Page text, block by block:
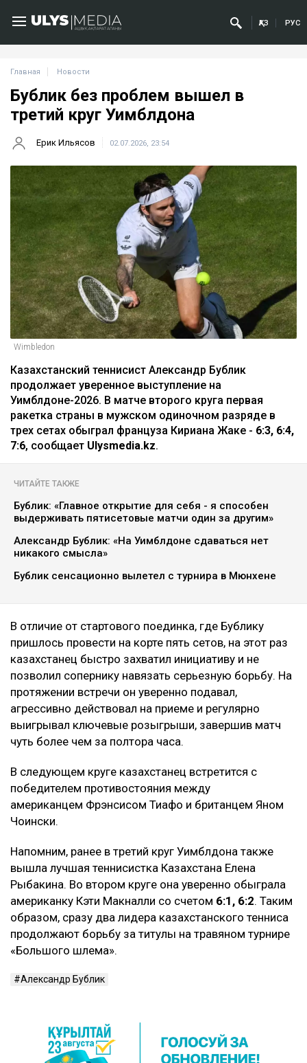
ҚАЗ РУС
Главная Новости
Бублик без проблем вышел в
третий круг Уимблдона
Ерик Ильясов 02.07.2026, 23:54
Wimbledon
Казахстанский теннисист Александр Бублик
продолжает уверенное выступление на
Уимблдоне-2026. В матче второго круга первая
ракетка страны в мужском одиночном разряде в
трех сетах обыграл француза Кириана Жаке - 6:3, 6:4,
7:6, сообщает Ulysmedia.kz.
ЧИТАЙТЕ ТАКЖЕ
Бублик: «Главное открытие для себя - я способен
выдерживать пятисетовые матчи один за другим»
Александр Бублик: «На Уимблдоне сдаваться нет
никакого смысла»
Бублик сенсационно вылетел с турнира в Мюнхене
В отличие от стартового поединка, где Бублику
пришлось провести на корте пять сетов, на этот раз
казахстанец быстро захватил инициативу и не
позволил сопернику навязать серьезную борьбу. На
протяжении встречи он уверенно подавал,
агрессивно действовал на приеме и регулярно
выигрывал ключевые розыгрыши, завершив матч
чуть более чем за полтора часа.
В следующем круге казахстанец встретится с
победителем противостояния между
американцем Фрэнсисом Тиафо и британцем Яном
Чоински.
Напомним, ранее в третий круг Уимблдона также
вышла лучшая теннисистка Казахстана Елена
Рыбакина. Во втором круге она уверенно обыграла
американку Кэти Макналли со счетом 6:1, 6:2. Таким
образом, сразу два лидера казахстанского тенниса
продолжают борьбу за титулы на травяном турнире
«Большого шлема».
Александр Бублик